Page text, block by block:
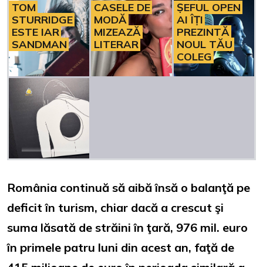
TOM
STURRIDGE
ESTE IAR
SANDMAN
CASELE DE
MODĂ
MIZEAZĂ
LITERAR
ȘEFUL OPEN
AI ÎȚI
PREZINTĂ
NOUL TĂU
COLEG
România continuă să aibă însă o balanţă pe
deficit în turism, chiar dacă a crescut şi
suma lăsată de străini în ţară, 976 mil. euro
în primele patru luni din acest an, faţă de